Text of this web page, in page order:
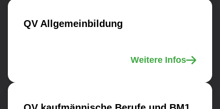
QV Allgemeinbildung
Weitere Infos